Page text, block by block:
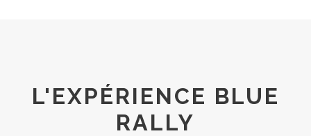
L'EXPÉRIENCE BLUE
RALLY